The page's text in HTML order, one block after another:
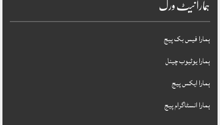
ہمارا نیٹ ورک
ہمارا فیس بک پیج
ہمارا یوٹیوب چینل
ہمارا ایکس پیج
ہمارا انسٹاگرام پیج